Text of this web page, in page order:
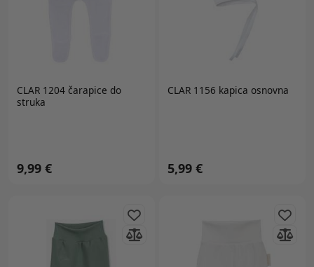
CLAR 1204 čarapice do
struka
9,99 €
CLAR 1156 kapica osnovna
5,99 €